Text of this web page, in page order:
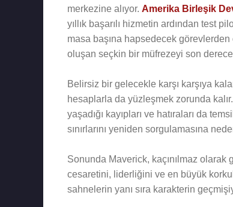
merkezine alıyor. Amerika Birleşik
yıllık başarılı hizmetin ardından test
masa başına hapsedecek
oluşan seçkin bir müfrezeyi son
Belirsiz bir gelecekle karşı karşıya
hesaplarla da yüzleşmek zorunda
yaşadığı kayıpları ve hatıraları da
sınırlarını yeniden sorgulamasına
Sonunda Maverick, kaçınılmaz
cesaretini, liderliğini ve en büyük
sahnelerin yanı sıra karakterin